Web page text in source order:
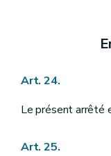
Art. 24.
Le présent arrêté
Art. 25.